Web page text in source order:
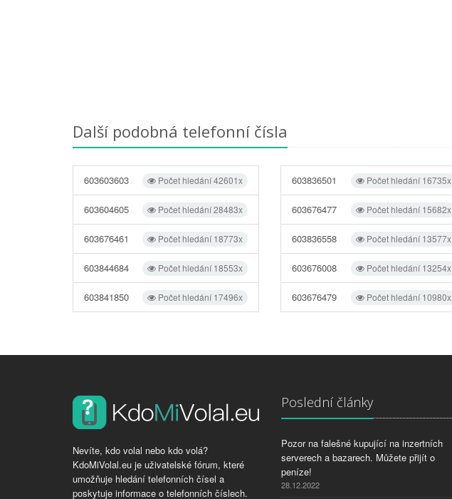
Další podobná telefonní čísla
Počet hledání 42601x
603603603
Počet hledání 28483x
603604605
Počet hledání 18773x
603676461
Počet hledání 18553x
603844684
Počet hledání 17496x
603841850
Počet hledání 16735x
603836501
Počet hledání 15682x
603676477
Počet hledání 13577x
603836558
Počet hledání 13254x
603676008
Počet hledání 10980x
603676479
Nevíte, kdo volal nebo kdo volá?
KdoMiVolal.eu je uživatelské fórum, které
umožňuje hledání telefonních čísel a
poskytuje informace o telefonních číslech.
Poslední články
Pozor na falešné kupující na inzertních
serverech a bazarech. Můžete přijít o
peníze!
28.12.2022